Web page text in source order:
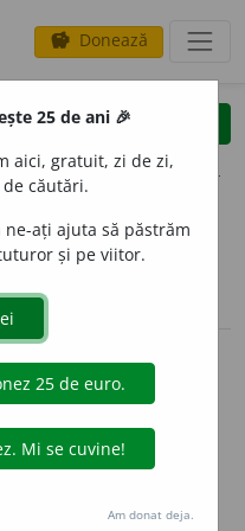
savings Donează
clear
opțiuni
(2)
declinări
compilate de
Definițiile
filadefiniții.
pe pagina de
25 de ani 🎉
aici, gratuit, zi de zi,
căutări.
ați ajuta să păstrăm
și pe viitor.
Am donat deja.